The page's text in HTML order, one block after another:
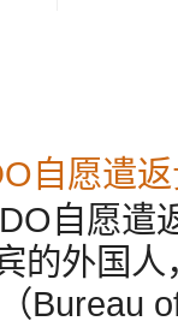
自愿遣
自愿遣
的外国
Bureau